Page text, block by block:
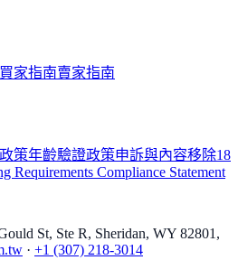
買家指南賣家指南
策年齡驗證政策申訴與內容移除18
Requirements Compliance Statement
St, Ste R, Sheridan, WY 82801,
· +1 (307) 218-3014